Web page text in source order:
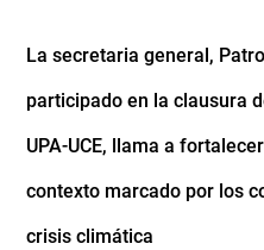
La secretaria general,
participado en la clausura
UPA-UCE, llama a
contexto marcado por los
crisis climática